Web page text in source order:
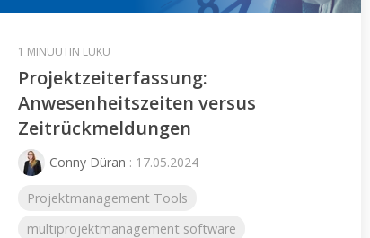
1 MINUUTIN LUKU
Projektzeiterfassung:
Anwesenheitszeiten versus
Zeitrückmeldungen
Conny Düran : 17.05.2024
Projektmanagement Tools
multiprojektmanagement software